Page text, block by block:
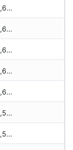
44,675 zł
44,675 zł
44,635 zł
44,635 zł
44,615 zł
44,595 zł
44,545 zł